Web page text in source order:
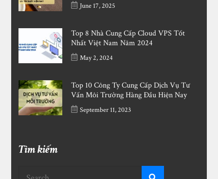
June 17, 2025
Top 8 Nhà Cung Cấp Cloud VPS Tốt
Nhất Việt Nam Năm 2024
May 2, 2024
Top 10 Công Ty Cung Cấp Dịch Vụ Tư
Vấn Môi Trường Hàng Đầu Hiện Nay
September 11, 2023
Tìm kiếm